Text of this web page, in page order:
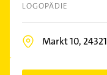
LOGOPÄDIE
Markt 10, 24321